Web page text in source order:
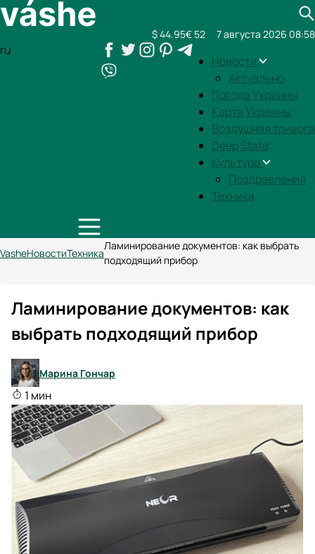
ru
Новости
Актуально
Погода Украины
Карта Украины
Воздушная тривога
Deep State
Культура
Поздравления
Техника
$ 44.95€ 52 7 августа 2026 08:58
VasheНовостиТехника
Ламинирование документов: как выбрать
подходящий прибор
Ламинирование документов: как
выбрать подходящий прибор
Марина Гончар
1 мин